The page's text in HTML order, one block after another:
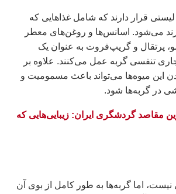
قرار دارند که شامل غذاهایی که
می‌شود. اسانس‌ها و روغن‌های معطر
پرتقال و گریپ‌فروت به عنوان یک
تنفسی گربه عمل می‌کنند. علاوه بر
این میوه‌ها می‌تواند باعث مسمومیت و
در گربه‌ها شود.
مقاصد گردشگری ایران: زیبایی‌هایی که
اما گربه‌ها به طور کامل از بوی آن